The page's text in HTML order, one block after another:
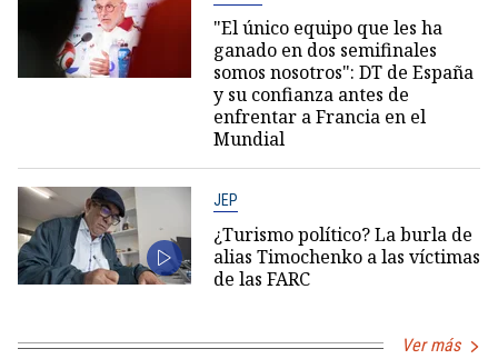
"El único equipo que les ha
ganado en dos semifinales
somos nosotros": DT de España
y su confianza antes de
enfrentar a Francia en el
Mundial
JEP
¿Turismo político? La burla de
alias Timochenko a las víctimas
de las FARC
Ver más